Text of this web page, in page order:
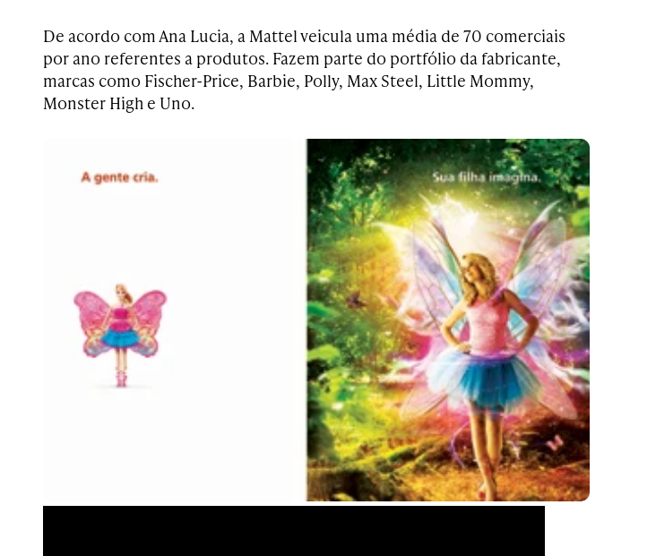
De acordo com Ana Lucia, a Mattel veicula uma média de 70 comerciais
por ano referentes a produtos. Fazem parte do portfólio da fabricante,
marcas como Fischer-Price, Barbie, Polly, Max Steel, Little Mommy,
Monster High e Uno.